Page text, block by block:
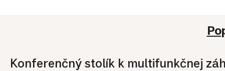
Konferenčný stolík k multifunkčnej